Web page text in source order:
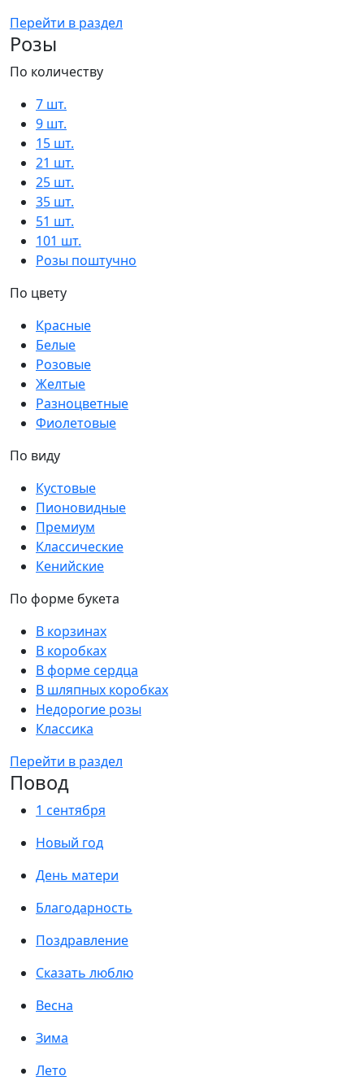
Перейти в раздел
Розы
По количеству
7 шт.
9 шт.
15 шт.
21 шт.
25 шт.
35 шт.
51 шт.
101 шт.
Розы поштучно
По цвету
Красные
Белые
Розовые
Желтые
Разноцветные
Фиолетовые
По виду
Кустовые
Пионовидные
Премиум
Классические
Кенийские
По форме букета
В корзинах
В коробках
В форме сердца
В шляпных коробках
Недорогие розы
Классика
Перейти в раздел
Повод
1 сентября
Новый год
День матери
Благодарность
Поздравление
Сказать люблю
Весна
Зима
Лето